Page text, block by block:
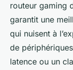
routeur gaming
garantit une
qui nuisent à
de
latence ou un